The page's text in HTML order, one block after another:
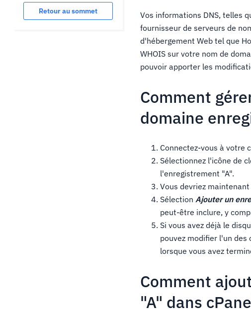
Retour au sommet
Vos informations DNS, telles
fournisseur de serveurs de
d'hébergement Web tel que
WHOIS sur votre nom de
pouvoir apporter les
Comment
domaine
Connectez-vous à votre
Sélectionnez l'icône de
l'enregistrement "A".
Vous devriez
SélectionAjouter un
peut-être inclure, y
Si vous avez déjà le
pouvez modifier l'un
lorsque vous avez
Comment
"A" dans